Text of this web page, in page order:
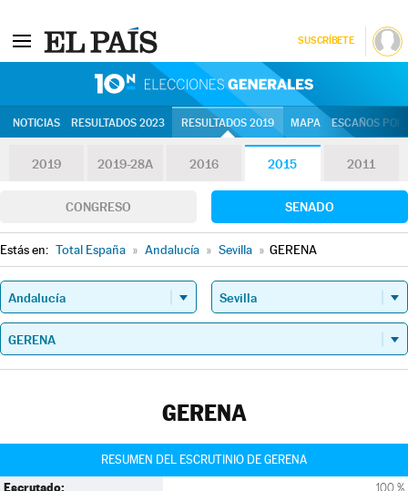
SUSCRÍBETE
NOTICIAS RESULTADOS 2023 RESULTADOS 2019 MAPA ESCAÑOS
2019 2019-28A 2016 2015 2011
CONGRESO SENADO
Estás en: Total España » Andalucía » Sevilla » GERENA
GERENA
RESUMEN DEL ESCRUTINIO DE GERENA
Escrutado: 100 %